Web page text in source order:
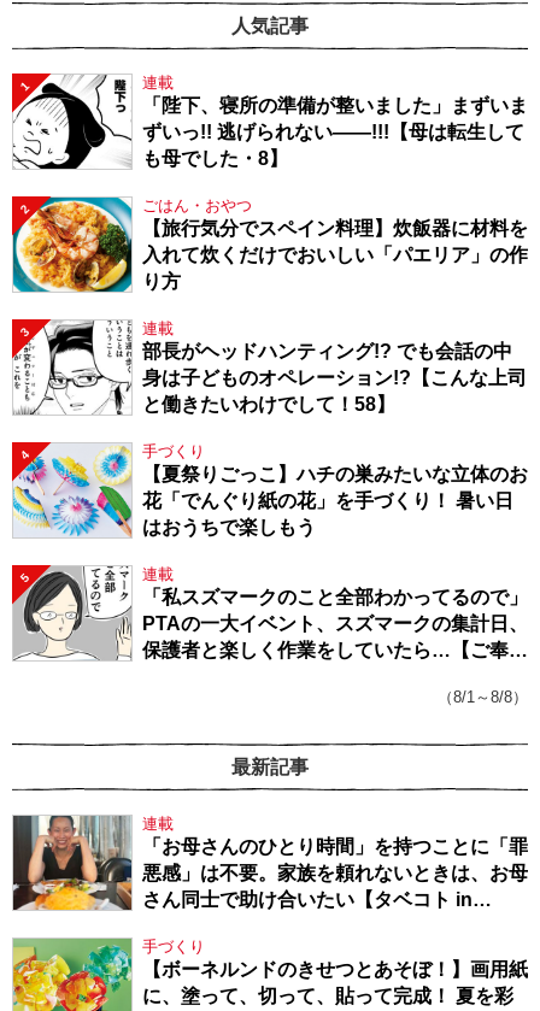
人気記事
1 連載
「陛下、寝所の準備が整いました」まずいま
ずいっ!! 逃げられない――!!!【母は転生して
も母でした・8】
2 ごはん・おやつ
【旅行気分でスペイン料理】炊飯器に材料を
入れて炊くだけでおいしい「パエリア」の作
り方
3 連載
部長がヘッドハンティング!? でも会話の中
身は子どものオペレーション!?【こんな上司
と働きたいわけでして！58】
4 手づくり
【夏祭りごっこ】ハチの巣みたいな立体のお
花「でんぐり紙の花」を手づくり！ 暑い日
はおうちで楽しもう
5 連載
「私スズマークのこと全部わかってるので」
PTAの一大イベント、スズマークの集計日、
保護者と楽しく作業をしていたら…【ご奉仕
（8/1～8/8）
最新記事
連載
「お母さんのひとり時間」を持つことに「罪
悪感」は不要。家族を頼れないときは、お母
さん同士で助け合いたい【タベコト in
手づくり
【ボーネルンドのきせつとあそぼ！】画用紙
に、塗って、切って、貼って完成！ 夏を彩